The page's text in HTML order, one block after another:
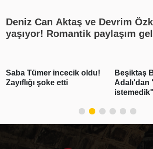
Deniz Can Aktaş ve Devrim
yaşıyor! Romantik paylaşım
oldu!
Beşiktaş Başkanı
Adalı'dan "Salah'ı biz
istemedik" açıklaması